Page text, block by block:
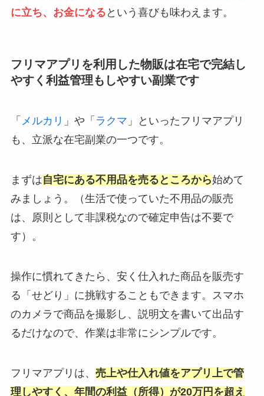
に立ち、お金になる という喜びも味わえます。
フリマアプリを利用した物販は在宅で完結し
やすく利益管理もしやすい副業です
「 メルカリ 」や「 ラクマ 」といったフリマアプリ
も、立派な在宅副業の一つです。
まずは自宅にある不用品を売るところから始めて
みましょう。（生活で使っていた不用品の販売
は、原則として非課税なので確定申告は不要で
す）。
操作に慣れてきたら、安く仕入れた商品を販売す
る「せどり」に挑戦することもできます。スマホ
のカメラで商品を撮影し、説明文を書いて出品す
るだけなので、作業は非常にシンプルです。
フリマアプリは、 売上や仕入れ値をアプリ上で管
理しやすく、年間の利益（所得）が20万円を超え